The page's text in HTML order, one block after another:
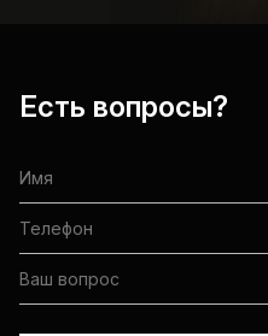
Есть вопросы?